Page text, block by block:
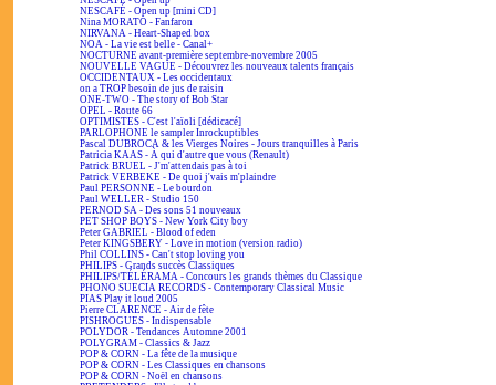
NESCAFÉ - Open up [mini CD]
Nina MORATO - Fanfaron
NIRVANA - Heart-Shaped box
NOA - La vie est belle - Canal+
NOCTURNE avant-première septembre-novembre 2005
NOUVELLE VAGUE - Découvrez les nouveaux talents français
OCCIDENTAUX - Les occidentaux
on a TROP besoin de jus de raisin
ONE-TWO - The story of Bob Star
OPEL - Route 66
OPTIMISTES - C'est l'aïoli [dédicacé]
PARLOPHONE le sampler Inrockuptibles
Pascal DUBROCA & les Vierges Noires - Jours tranquilles à Paris
Patricia KAAS - À qui d'autre que vous (Renault)
Patrick BRUEL - J'm'attendais pas à toi
Patrick VERBEKE - De quoi j'vais m'plaindre
Paul PERSONNE - Le bourdon
Paul WELLER - Studio 150
PERNOD SA - Des sons 51 nouveaux
PET SHOP BOYS - New York City boy
Peter GABRIEL - Blood of eden
Peter KINGSBERY - Love in motion (version radio)
Phil COLLINS - Can't stop loving you
PHILIPS - Grands succès Classiques
PHILIPS/TÉLÉRAMA - Concours les grands thèmes du Classique
PHONO SUECIA RECORDS - Contemporary Classical Music
PIAS Play it loud 2005
Pierre CLARENCE - Air de fête
PISHROGUES - Indispensable
POLYDOR - Tendances Automne 2001
POLYGRAM - Classics & Jazz
POP & CORN - La fête de la musique
POP & CORN - Les Classiques en chansons
POP & CORN - Noël en chansons